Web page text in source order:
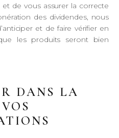
de vous assurer la correcte
des dividendes, nous
et de faire vérifier en
les produits seront bien
DANS LA